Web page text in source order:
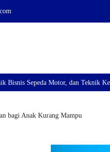
dan Teknik Kendaraan
bagi Anak Kurang Mampu